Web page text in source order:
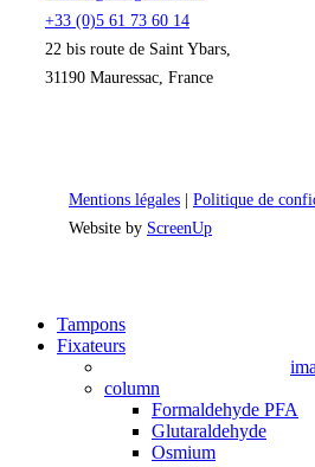
+33 (0)5 61 73 60 14
22 bis route de Saint Ybars,
31190 Mauressac, France
Mentions légales Politique de
Website by ScreenUp
Close
Menu
Tampons
Fixateurs
column
Formaldehyde PFA
Glutaraldehyde
Osmium